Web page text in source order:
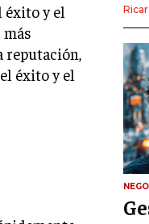
éxito y el
reputación,
éxito y el